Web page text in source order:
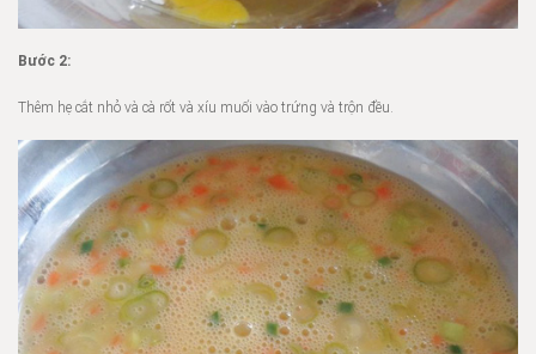
Bước 2:
Thêm hẹ cắt nhỏ và cà rốt và xíu muối vào trứng và trộn đều.